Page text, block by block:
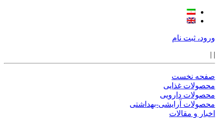
ورود، ثبت نام
|
|
صفحه نخست
محصولات غذایی
محصولات دارویی
محصولات آرایشی-بهداشتی
اخبار و مقالات